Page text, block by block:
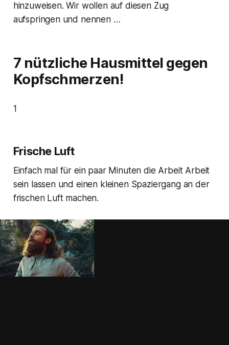
hinzuweisen. Wir wollen auf diesen Zug
aufspringen und nennen …
7 nützliche Hausmittel gegen
Kopfschmerzen!
1
Frische Luft
Einfach mal für ein paar Minuten die Arbeit Arbeit
sein lassen und einen kleinen Spaziergang an der
frischen Luft machen.